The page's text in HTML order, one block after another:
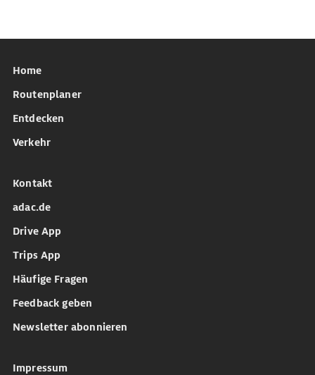
Home
Routenplaner
Entdecken
Verkehr
Kontakt
adac.de
Drive App
Trips App
Häufige Fragen
Feedback geben
Newsletter abonnieren
Impressum